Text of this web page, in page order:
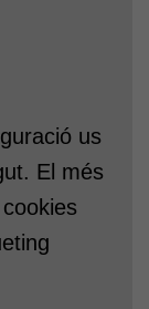
us
El més